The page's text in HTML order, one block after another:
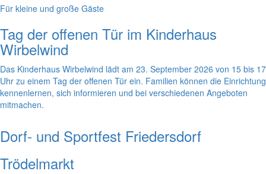
Für kleine und große Gäste
Tag der offenen Tür im Kinderhaus
Wirbelwind
Das Kinderhaus Wirbelwind lädt am 23. September 2026 von 15 bis 17
Uhr zu einem Tag der offenen Tür ein. Familien können die Einrichtung
kennenlernen, sich informieren und bei verschiedenen Angeboten
mitmachen.
Dorf- und Sportfest Friedersdorf
Trödelmarkt